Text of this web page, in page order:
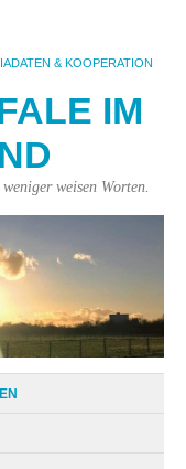
& KOOPERATION
IM
weisen Worten.